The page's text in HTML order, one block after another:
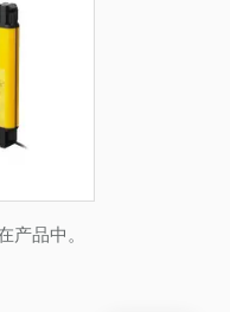
品中。